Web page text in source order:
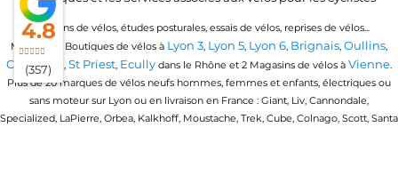
Locations de vélos, études posturales, essais de vélos, reprises de vélos...
Magasins / Boutiques de vélos à Lyon 3, Lyon 5, Lyon 6, Brignais, Oullins,
Craponne, St Priest, Ecully dans le Rhône et 2 Magasins de vélos à Vienne.
Plus de 20 marques de vélos neufs hommes, femmes et enfants, électriques ou
sans moteur sur Lyon ou en livraison en France : Giant, Liv, Cannondale,
Specialized, LaPierre, Orbea, Kalkhoff, Moustache, Trek, Cube, Colnago, Scott, Santa
4.8
(357)